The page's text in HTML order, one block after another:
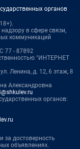
органов
в сфере связи,
коммуникаций
77 - 87892
"ИНТЕРНЕТ
Ленина, д. 12, 6 этаж, 8
Александровна
органов:
за достоверность
объявлениях.